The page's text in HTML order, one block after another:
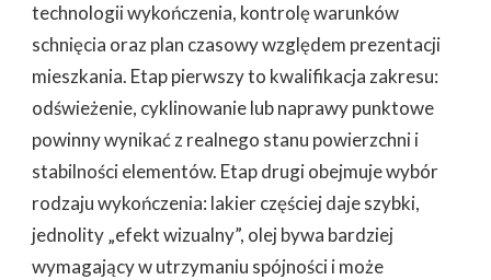
technologii wykończenia, kontrolę warunków
schnięcia oraz plan czasowy względem prezentacji
mieszkania. Etap pierwszy to kwalifikacja zakresu:
odświeżenie, cyklinowanie lub naprawy punktowe
powinny wynikać z realnego stanu powierzchni i
stabilności elementów. Etap drugi obejmuje wybór
rodzaju wykończenia: lakier częściej daje szybki,
jednolity „efekt wizualny”, olej bywa bardziej
wymagający w utrzymaniu spójności i może